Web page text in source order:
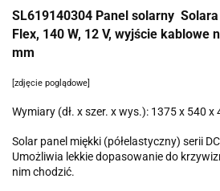
SL619140304 Panel solarny
Flex, 140 W, 12 V, wyjście kablowe
mm
[zdjęcie poglądowe]
Wymiary (dł. x szer. x wys.): 1375 x 540 x
Solar panel miękki (półelastyczny) serii
Umożliwia lekkie dopasowanie do
nim chodzić.